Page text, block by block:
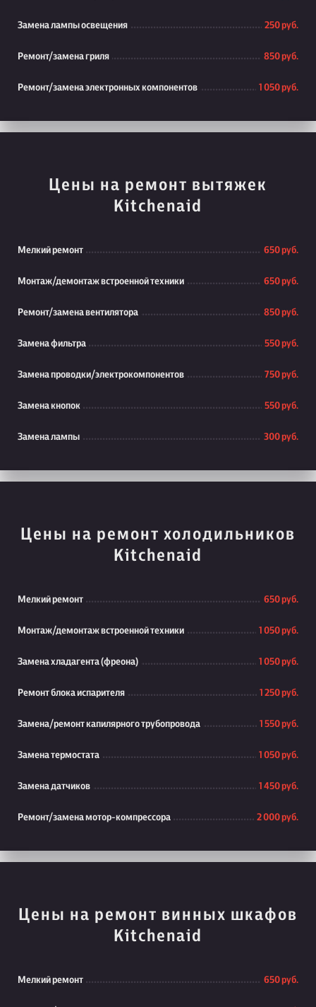
Замена лампы освещения 250 руб.
Ремонт/замена гриля 850 руб.
Ремонт/замена электронных компонентов 1 050 руб.
Цены на ремонт вытяжек
Kitchenaid
Мелкий ремонт 650 руб.
Монтаж/демонтаж встроенной техники 650 руб.
Ремонт/замена вентилятора 850 руб.
Замена фильтра 550 руб.
Замена проводки/электрокомпонентов 750 руб.
Замена кнопок 550 руб.
Замена лампы 300 руб.
Цены на ремонт холодильников
Kitchenaid
Мелкий ремонт 650 руб.
Монтаж/демонтаж встроенной техники 1 050 руб.
Замена хладагента (фреона) 1 050 руб.
Ремонт блока испарителя 1 250 руб.
Замена/ремонт капилярного трубопровода 1 550 руб.
Замена термостата 1 050 руб.
Замена датчиков 1 450 руб.
Ремонт/замена мотор-компрессора 2 000 руб.
Цены на ремонт винных шкафов
Kitchenaid
Мелкий ремонт 650 руб.